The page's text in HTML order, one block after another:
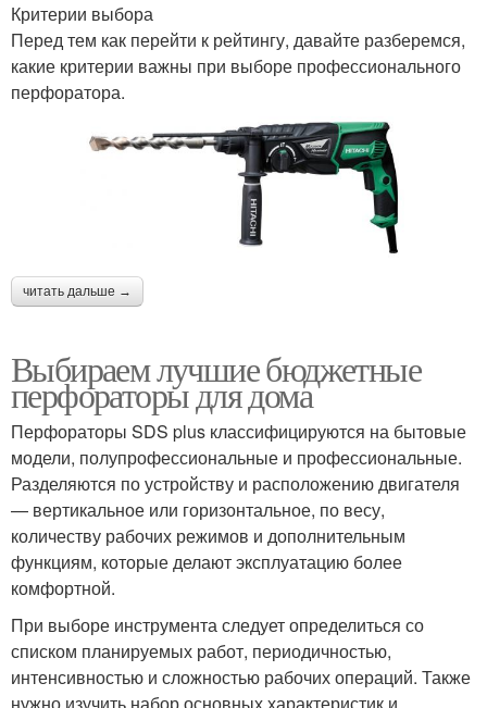
Критерии выбора
Перед тем как перейти к рейтингу, давайте разберемся,
какие критерии важны при выборе профессионального
перфоратора.
читать дальше →
Выбираем лучшие бюджетные
перфораторы для дома
Перфораторы SDS plus классифицируются на бытовые
модели, полупрофессиональные и профессиональные.
Разделяются по устройству и расположению двигателя
— вертикальное или горизонтальное, по весу,
количеству рабочих режимов и дополнительным
функциям, которые делают эксплуатацию более
комфортной.
При выборе инструмента следует определиться со
списком планируемых работ, периодичностью,
интенсивностью и сложностью рабочих операций. Также
нужно изучить набор основных характеристик и